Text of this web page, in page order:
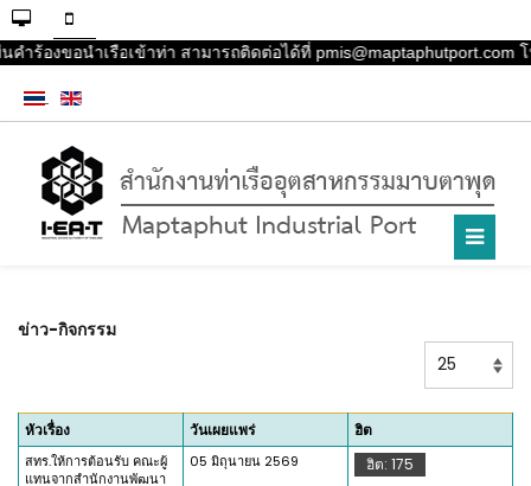
องขอนำเรือเข้าท่า สามารถติดต่อได้ที่ pmis@maptaphutport.com โ
ข่าว-กิจกรรม
แสดง
#
หัวเรื่อง วันเผยแพร่ ฮิต
สทร.ให้การต้อนรับ คณะผู้
แทนจากสำนักงานพัฒนา
05 มิถุนายน 2569 ฮิต: 175